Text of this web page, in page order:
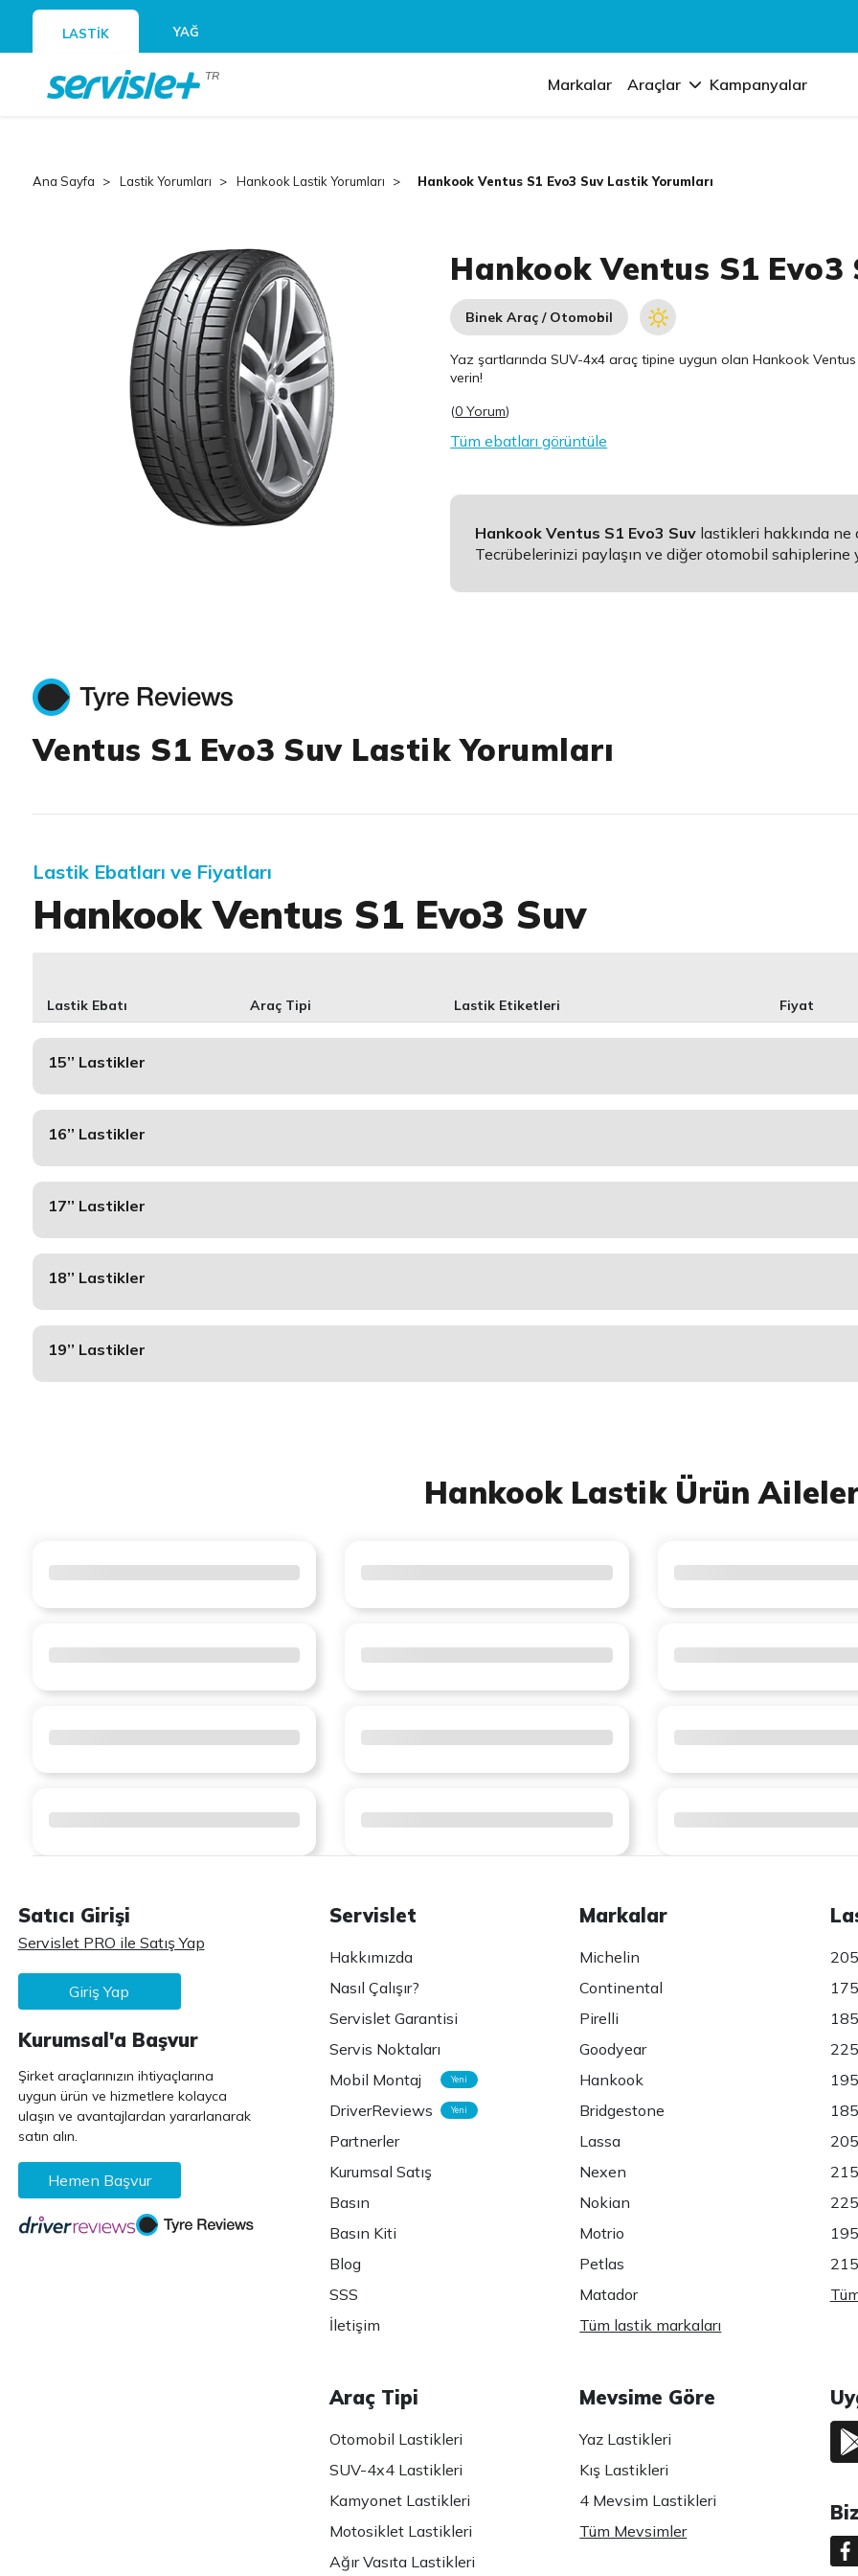
LASTİK YAĞ
TR Markalar Araçlar Kampanyalar
Ana Sayfa Lastik Yorumları Hankook Lastik Yorumları Hankook Ventus S1 Evo3 Suv Lastik Yorumları
Hankook Ventus S1
Binek Araç / Otomobil
Yaz şartlarında SUV-4x4 araç tipine uygun olanHankook Ventus
verin!
(0 Yorum)
Tüm ebatları görüntüle
Hankook Ventus S1 Evo3 Suv lastikleri hakkında ne
Tecrübelerinizi paylaşın ve diğer otomobil sahiplerine
Ventus S1 Evo3 Suv Lastik Yorumları
Lastik Ebatları ve Fiyatları
Hankook Ventus S1 Evo3 Suv
Lastik Ebatı Araç Tipi Lastik Etiketleri Fiyat
15’’ Lastikler
16’’ Lastikler
17’’ Lastikler
18’’ Lastikler
19’’ Lastikler
Hankook Lastik Ürün
Satıcı Girişi
Servislet PRO ile Satış Yap
Giriş Yap
Kurumsal'a Başvur
Şirket araçlarınızın ihtiyaçlarına
uygun ürün ve hizmetlere kolayca
ulaşın ve avantajlardan yararlanarak
satın alın.
Hemen Başvur
Servislet
Hakkımızda
Nasıl Çalışır?
Servislet Garantisi
Servis Noktaları
Mobil Montaj
Yeni
DriverReviews Yeni
Partnerler
Kurumsal Satış
Basın
Basın Kiti
Blog
SSS
İletişim
Markalar
Michelin
Continental
Pirelli
Goodyear
Hankook
Bridgestone
Lassa
Nexen
Nokian
Motrio
Petlas
Matador
Tüm lastik markaları
Araç Tipi
Otomobil Lastikleri
SUV-4x4 Lastikleri
Kamyonet Lastikleri
Motosiklet Lastikleri
Ağır Vasıta Lastikleri
Mevsime Göre
Yaz Lastikleri
Kış Lastikleri
4 Mevsim Lastikleri
Tüm Mevsimler